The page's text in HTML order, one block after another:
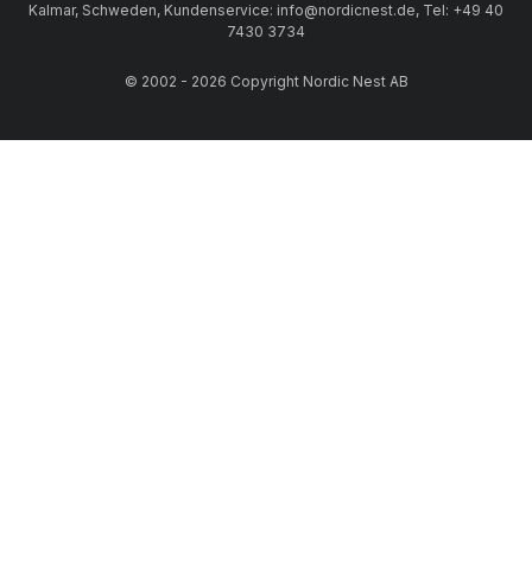
Kalmar, Schweden, Kundenservice: info@nordicnest.de, Tel: +49 40
7430 3734
© 2002 - 2026 Copyright Nordic Nest AB